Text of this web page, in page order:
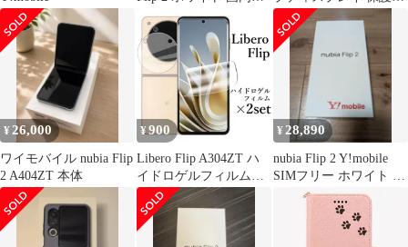
SIMフリー送料無料
ィルム OverLay
Absorber 高光沢 for ヌ
ビア フリップ ツー 衝
撃吸収
¥ 26,000
ワイモバイル nubia Flip
2 A404ZT 本体
¥900
Libero Flip A304ZT ハ
イドロゲルフィルム
×2set nubia Flip 5G
¥ 28,890
nubia Flip 2 Y!mobile
SIMフリー ホワイト 新
品未使用